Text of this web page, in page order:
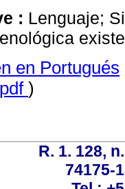
: Lenguaje;
en Portugués
pdf )
R. 1. 128,
74175-